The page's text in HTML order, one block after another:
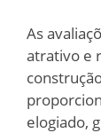
As
atrativo e
elogiado,